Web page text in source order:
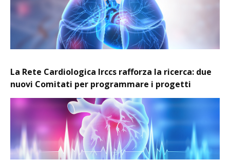
La Rete Cardiologica Irccs rafforza la ricerca: due
nuovi Comitati per programmare i progetti